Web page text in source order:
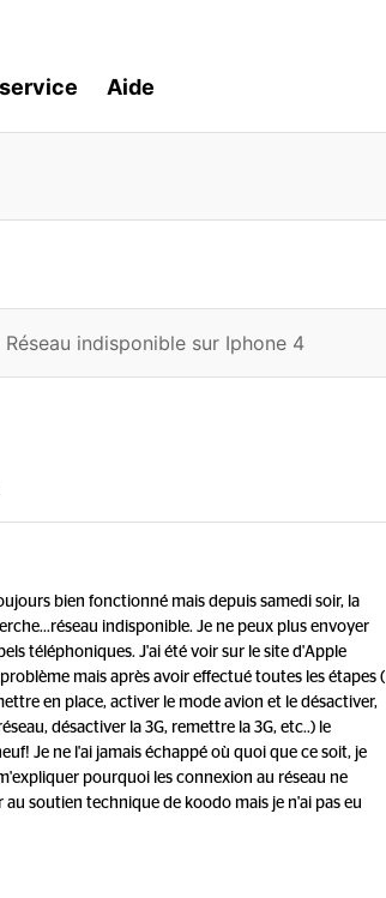
Aide
Réseau indisponible sur Iphone 4
bien fonctionné mais depuis samedi soir, la
indisponible. Je ne peux plus envoyer
téléphoniques. J'ai été voir sur le site d'Apple
mais après avoir effectué toutes les étapes (
en place, activer le mode avion et le désactiver,
désactiver la 3G, remettre la 3G, etc..) le
Je ne l'ai jamais échappé où quoi que ce soit, je
pourquoi les connexion au réseau ne
soutien technique de koodo mais je n'ai pas eu